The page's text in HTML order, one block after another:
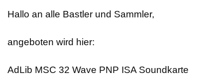
Hallo an alle Bastler und Sammler,
angeboten wird hier:
AdLib MSC 32 Wave PNP ISA Soundkarte